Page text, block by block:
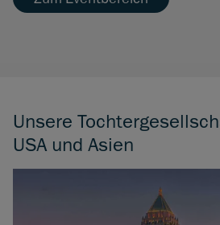
Unsere
USA und Asien